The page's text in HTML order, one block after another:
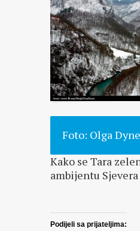
Foto: Olga
Kako se Tara
ambijentu Sjevera
Podijeli sa prijateljima: